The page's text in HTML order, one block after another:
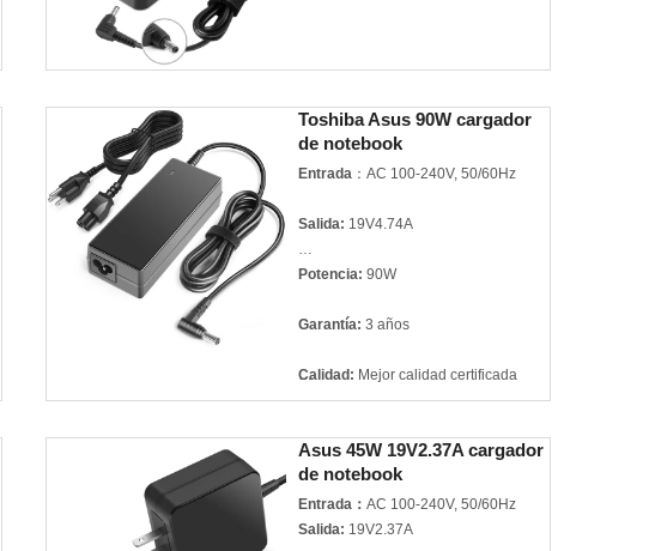
Modelo:A190-19V9.5A 5.5*2.5mm
Toshiba Asus 90W cargador
de notebook
Entrada ：AC 100-240V, 50/60Hz
Salida: 19V4.74A
Potencia: 90W
Garantía: 3 años
Calidad: Mejor calidad certificada
Marca del producto:
ASUS
Asus 45W 19V2.37A cargador
de notebook
Entrada： AC 100-240V, 50/60Hz
Salida: 19V2.37A